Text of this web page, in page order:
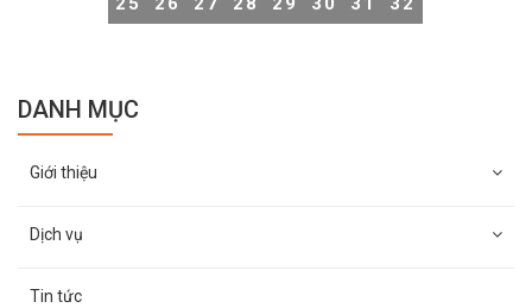
DANH MỤC
Giới thiệu
Dịch vụ
Tin tức